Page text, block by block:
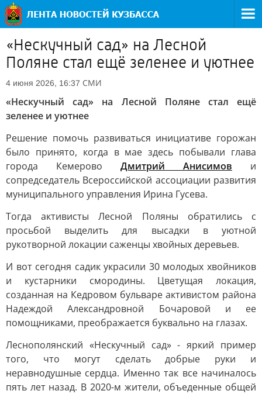
«Нескучный сад» на Лесной
Поляне стал ещё зеленее и уютнее
4 июня 2026, 16:37 СМИ
«Нескучный сад» на Лесной Поляне стал ещё
зеленее и уютнее
Решение помочь развиваться инициативе горожан
было принято, когда в мае здесь побывали глава
города Кемерово Дмитрий Анисимов и
сопредседатель Всероссийской ассоциации развития
муниципального управления Ирина Гусева.
Тогда активисты Лесной Поляны обратились с
просьбой выделить для высадки в уютной
рукотворной локации саженцы хвойных деревьев.
И вот сегодня садик украсили 30 молодых хвойников
и кустарники смородины. Цветущая локация,
созданная на Кедровом бульваре активистом района
Надеждой Александровной Бочаровой и ее
помощниками, преображается буквально на глазах.
Леснополянский «Нескучный сад» - яркий пример
того, что могут сделать добрые руки и
неравнодушные сердца. Именно так все начиналось
пять лет назад. В 2020-м жители, объеденные общей